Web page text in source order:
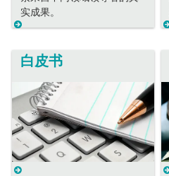
实成果。
白皮书